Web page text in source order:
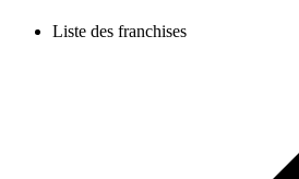
Liste des franchises